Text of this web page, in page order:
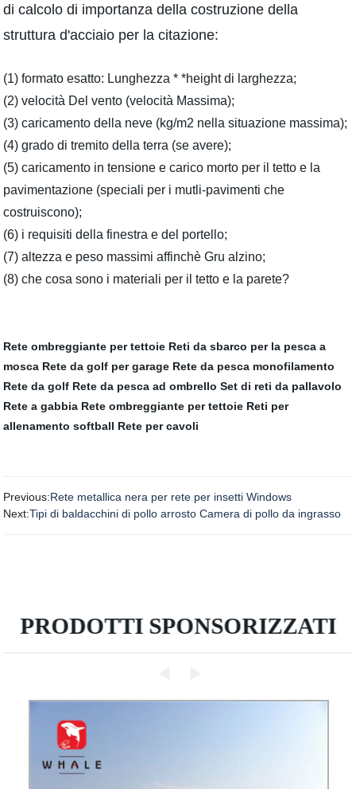
di calcolo di importanza della costruzione della
struttura d'acciaio per la citazione:
(1) formato esatto: Lunghezza * *height di larghezza;
(2) velocità Del vento (velocità Massima);
(3) caricamento della neve (kg/m2 nella situazione massima);
(4) grado di tremito della terra (se avere);
(5) caricamento in tensione e carico morto per il tetto e la
pavimentazione (speciali per i mutli-pavimenti che
costruiscono);
(6) i requisiti della finestra e del portello;
(7) altezza e peso massimi affinchè Gru alzino;
(8) che cosa sono i materiali per il tetto e la parete?
Rete ombreggiante per tettoie Reti da sbarco per la pesca a
mosca Rete da golf per garage Rete da pesca monofilamento
Rete da golf Rete da pesca ad ombrello Set di reti da pallavolo
Rete a gabbia Rete ombreggiante per tettoie Reti per
allenamento softball Rete per cavoli
Previous:Rete metallica nera per rete per insetti Windows
Next:Tipi di baldacchini di pollo arrosto Camera di pollo da ingrasso
PRODOTTI SPONSORIZZATI